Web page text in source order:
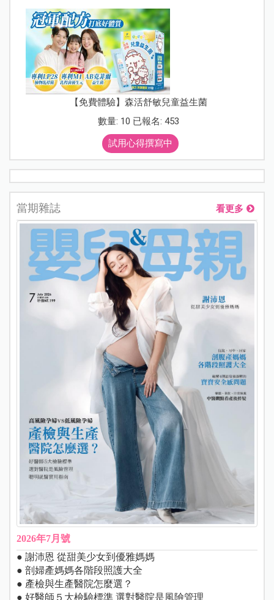
【免費體驗】森活舒敏兒童益生菌
數量: 10 已報名: 453
試用心得撰寫中
當期雜誌 看更多
2026年7月號
● 謝沛恩 從甜美少女到優雅媽媽
● 剖婦產媽媽各階段照護大全
● 產檢與生產醫院怎麼選？
● 好醫師５大檢驗標準 選對醫院是風險管理